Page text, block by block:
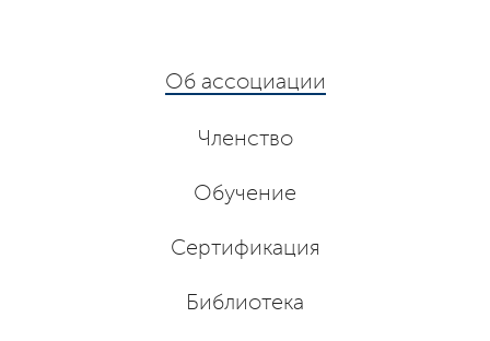
Об ассоциации
Членство
Обучение
Сертификация
Библиотека